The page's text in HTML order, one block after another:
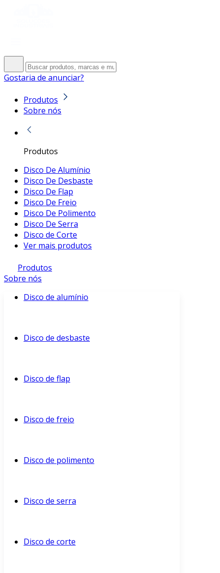
Gostaria de anunciar?
Produtos
Sobre nós
Produtos
Disco De Alumínio
Disco De Desbaste
Disco De Flap
Disco De Freio
Disco De Polimento
Disco De Serra
Disco de Corte
Ver mais produtos
Produtos
Sobre nós
Disco de alumínio
Disco de desbaste
Disco de flap
Disco de freio
Disco de polimento
Disco de serra
Disco de corte